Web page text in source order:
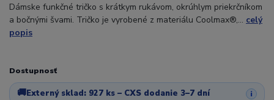
Dámske funkčné tričko s krátkym rukávom, okrúhlym priekrčníkom
a bočnými švami. Tričko je vyrobené z materiálu Coolmax®,... celý
popis
Dostupnosť
🚚Externý sklad: 927 ks – CXS dodanie 3–7 dní i